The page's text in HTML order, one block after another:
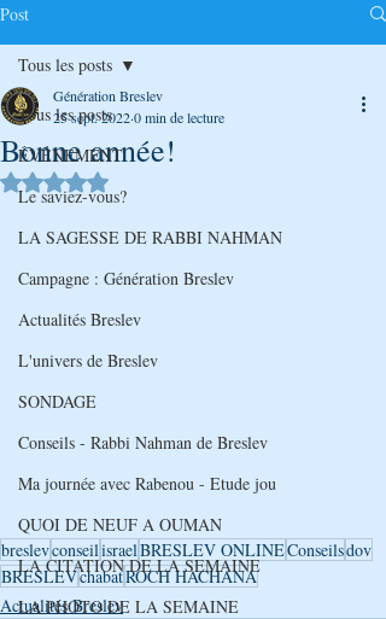
Post
Tous les posts
ÉVÉNEMENT
Le saviez-vous?
LA SAGESSE DE RABBI NAHMAN
Campagne : Génération Breslev
Actualités Breslev
L'univers de Breslev
SONDAGE
Conseils - Rabbi Nahman de Breslev
Ma journée avec Rabenou - Etude jou
QUOI DE NEUF A OUMAN
LA CITATION DE LA SEMAINE
LA PHOTO DE LA SEMAINE
Tous les posts
Bonne année!
Génération Breslev
25 sept. 20220 min de lecture
Noté NaN étoiles sur 5.
breslevconseilisraelBRESLEV ONLINEConseilsdov
BRESLEVchabatROCH HACHANA
Actualités Breslev